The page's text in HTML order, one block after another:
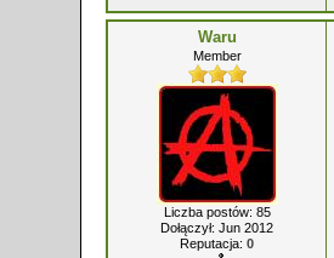
Waru
Member
Liczba postów: 85
Dołączył: Jun 2012
Reputacja: 0